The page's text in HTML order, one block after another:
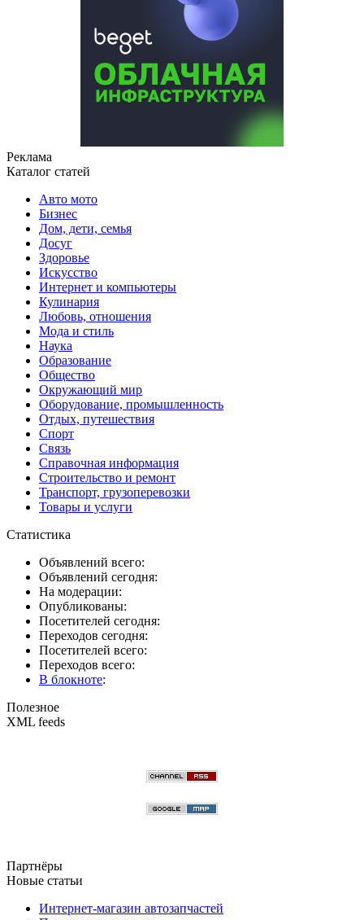
Реклама
Каталог статей
Авто мото
Бизнес
Дом, дети, семья
Досуг
Здоровье
Искусство
Интернет и компьютеры
Кулинария
Любовь, отношения
Мода и стиль
Наука
Образование
Общество
Окружающий мир
Оборудование, промышленность
Отдых, путешествия
Спорт
Связь
Справочная информация
Строительство и ремонт
Транспорт, грузоперевозки
Товары и услуги
Статистика
Объявлений всего:
Объявлений сегодня:
На модерации:
Опубликованы:
Посетителей сегодня:
Переходов сегодня:
Посетителей всего:
Переходов всего:
В блокноте:
Полезное
XML feeds
Партнёры
Новые статьи
Интернет-магазин автозапчастей